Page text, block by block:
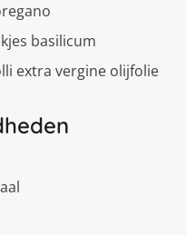
basilicum
extra vergine olijfolie